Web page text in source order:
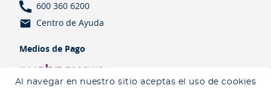
Al navegar en nuestro sitio aceptas el uso de cookies
600 360 6200
Centro de Ayuda
Medios de Pago